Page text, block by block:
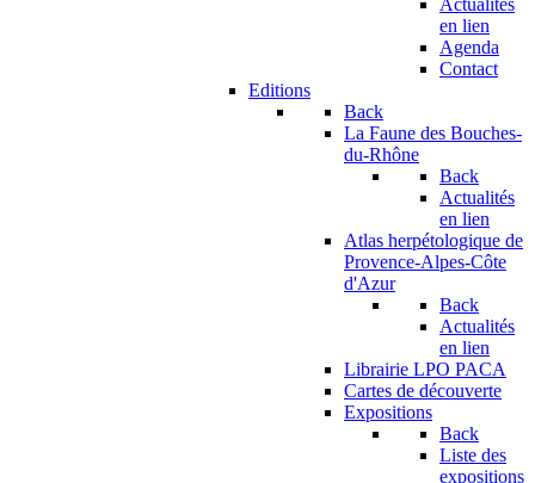
Actualités
en lien
Agenda
Contact
Editions
Back
La Faune des Bouches-
du-Rhône
Back
Actualités
en lien
Atlas herpétologique de
Provence-Alpes-Côte
d'Azur
Back
Actualités
en lien
Librairie LPO PACA
Cartes de découverte
Expositions
Back
Liste des
expositions